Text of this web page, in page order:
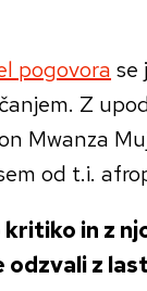
pogovora se
Z
Mwanza
od t.i.
kritiko in z
odzvali z